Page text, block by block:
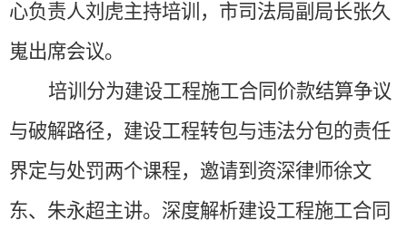
心负责人刘虎主持培训，市司法局副局长张久
嵬出席会议。
培训分为建设工程施工合同价款结算争议
与破解路径，建设工程转包与违法分包的责任
界定与处罚两个课程，邀请到资深律师徐文
东、朱永超主讲。深度解析建设工程施工合同